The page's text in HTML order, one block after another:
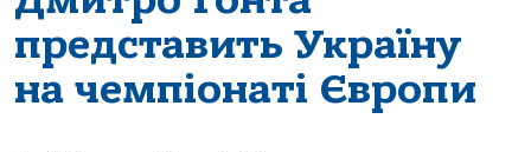
представить Україну
на чемпіонаті Європи